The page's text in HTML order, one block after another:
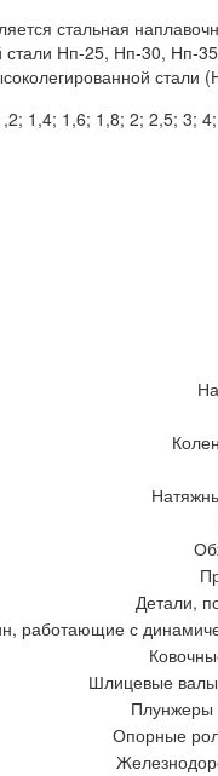
стальная
Нп-25, Нп-30,
стали
1,6; 1,8; 2; 2,5; 3;
Детали,
работающие с
Шлицевые
Плунжеры
Опорные